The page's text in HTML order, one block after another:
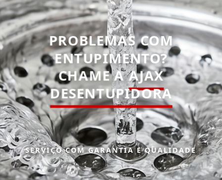
PROBLEMAS COM
ENTUPIMENTO?
CHAME AAJAX
DESENTUPIDORA
SERVIÇO COM GARANTIA E QUALIDADE